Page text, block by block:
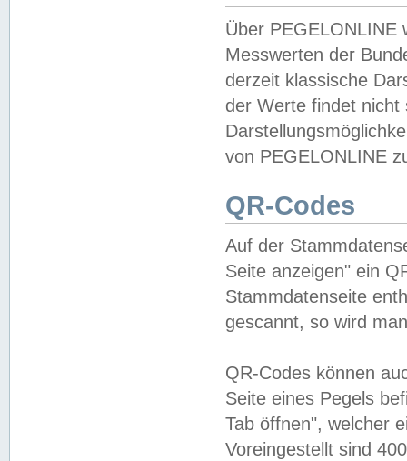
Über PEGELONLINE
Messwerten der
derzeit klassische
der Werte findet
von PEGELONLINE
QR-Codes
Auf der
Seite anzeigen" ein
Stammdatenseite
gescannt, so wird
QR-Codes können
Seite eines Pegels
Tab öffnen", welcher
Voreingestellt sind